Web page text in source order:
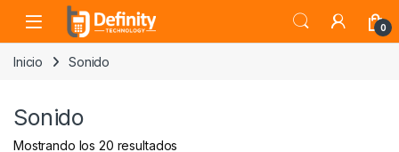
Skip to navigation
Skip to content
Open 0
Inicio Sonido
Sonido
Mostrando los 20 resultados